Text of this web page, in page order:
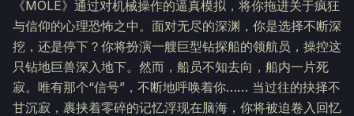
《MOLE》通过对机械操作的逼真模拟，将你拖进关于疯狂
与信仰的心理恐怖之中。面对无尽的深渊，你是选择不断深
挖，还是停下？你将扮演一艘巨型钻探船的领航员，操控这
只钻地巨兽深入地下。然而，船员不知去向，船内一片死
寂。唯有那个“信号”，不断地呼唤着你…… 当过往的抉择不
甘沉寂，裹挟着零碎的记忆浮现在脑海，你将被迫卷入回忆